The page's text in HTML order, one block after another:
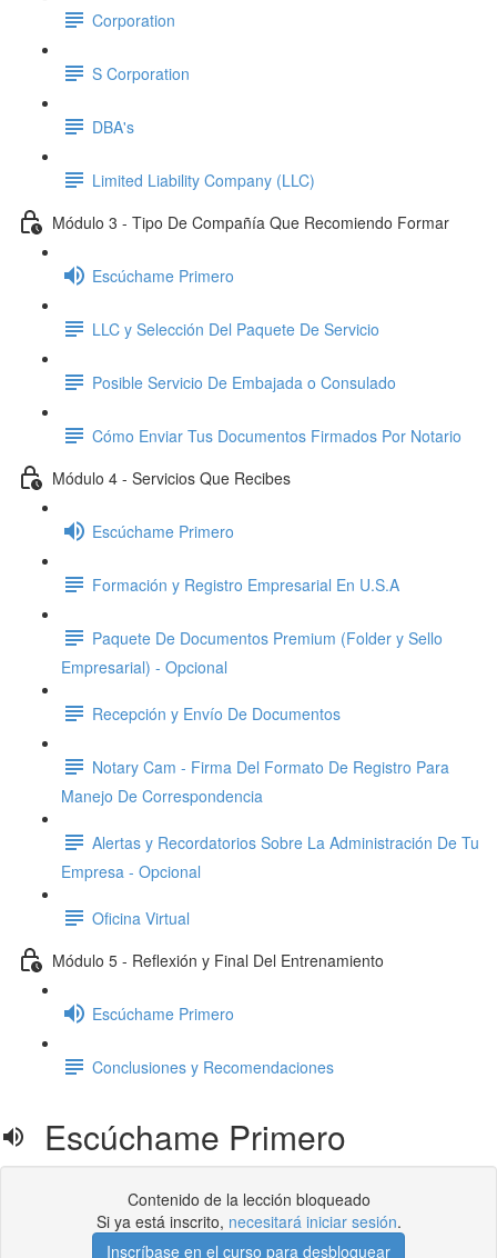
Corporation
S Corporation
DBA's
Limited Liability Company (LLC)
Módulo 3 - Tipo De Compañía Que Recomiendo Formar
Escúchame Primero
LLC y Selección Del Paquete De Servicio
Posible Servicio De Embajada o Consulado
Cómo Enviar Tus Documentos Firmados Por Notario
Módulo 4 - Servicios Que Recibes
Escúchame Primero
Formación y Registro Empresarial En U.S.A
Paquete De Documentos Premium (Folder y Sello
Empresarial) - Opcional
Recepción y Envío De Documentos
Notary Cam - Firma Del Formato De Registro Para
Manejo De Correspondencia
Alertas y Recordatorios Sobre La Administración De Tu
Empresa - Opcional
Oficina Virtual
Módulo 5 - Reflexión y Final Del Entrenamiento
Escúchame Primero
Conclusiones y Recomendaciones
Escúchame Primero
Contenido de la lección bloqueado
Si ya está inscrito, necesitará iniciar sesión.
Inscríbase en el curso para desbloquear